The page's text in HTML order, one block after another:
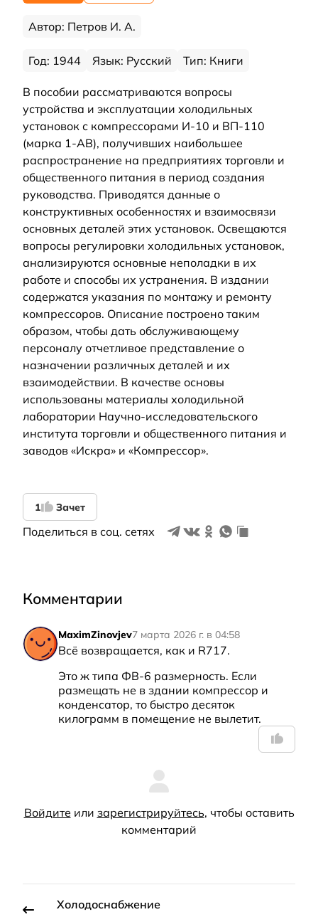
Автор: Петров И. А.
Год: 1944 Язык: Русский Тип: Книги
В пособии рассматриваются вопросы
устройства и эксплуатации холодильных
установок с компрессорами И-10 и ВП-110
(марка 1-АВ), получивших наибольшее
распространение на предприятиях торговли и
общественного питания в период создания
руководства. Приводятся данные о
конструктивных особенностях и взаимосвязи
основных деталей этих установок. Освещаются
вопросы регулировки холодильных установок,
анализируются основные неполадки в их
работе и способы их устранения. В издании
содержатся указания по монтажу и ремонту
компрессоров. Описание построено таким
образом, чтобы дать обслуживающему
персоналу отчетливое представление о
назначении различных деталей и их
взаимодействии. В качестве основы
использованы материалы холодильной
лаборатории Научно-исследовательского
института торговли и общественного питания и
заводов «Искра» и «Компрессор».
1 Зачет
Поделиться в соц. сетях
Комментарии
MaximZinovjev7 марта 2026 г. в 04:58
Всё возвращается, как и R717.
Это ж типа ФВ-6 размерность. Если
размещать не в здании компрессор и
конденсатор, то быстро десяток
килограмм в помещение не вылетит.
Войдите или зарегистрируйтесь, чтобы оставить
комментарий
Холодоснабжение